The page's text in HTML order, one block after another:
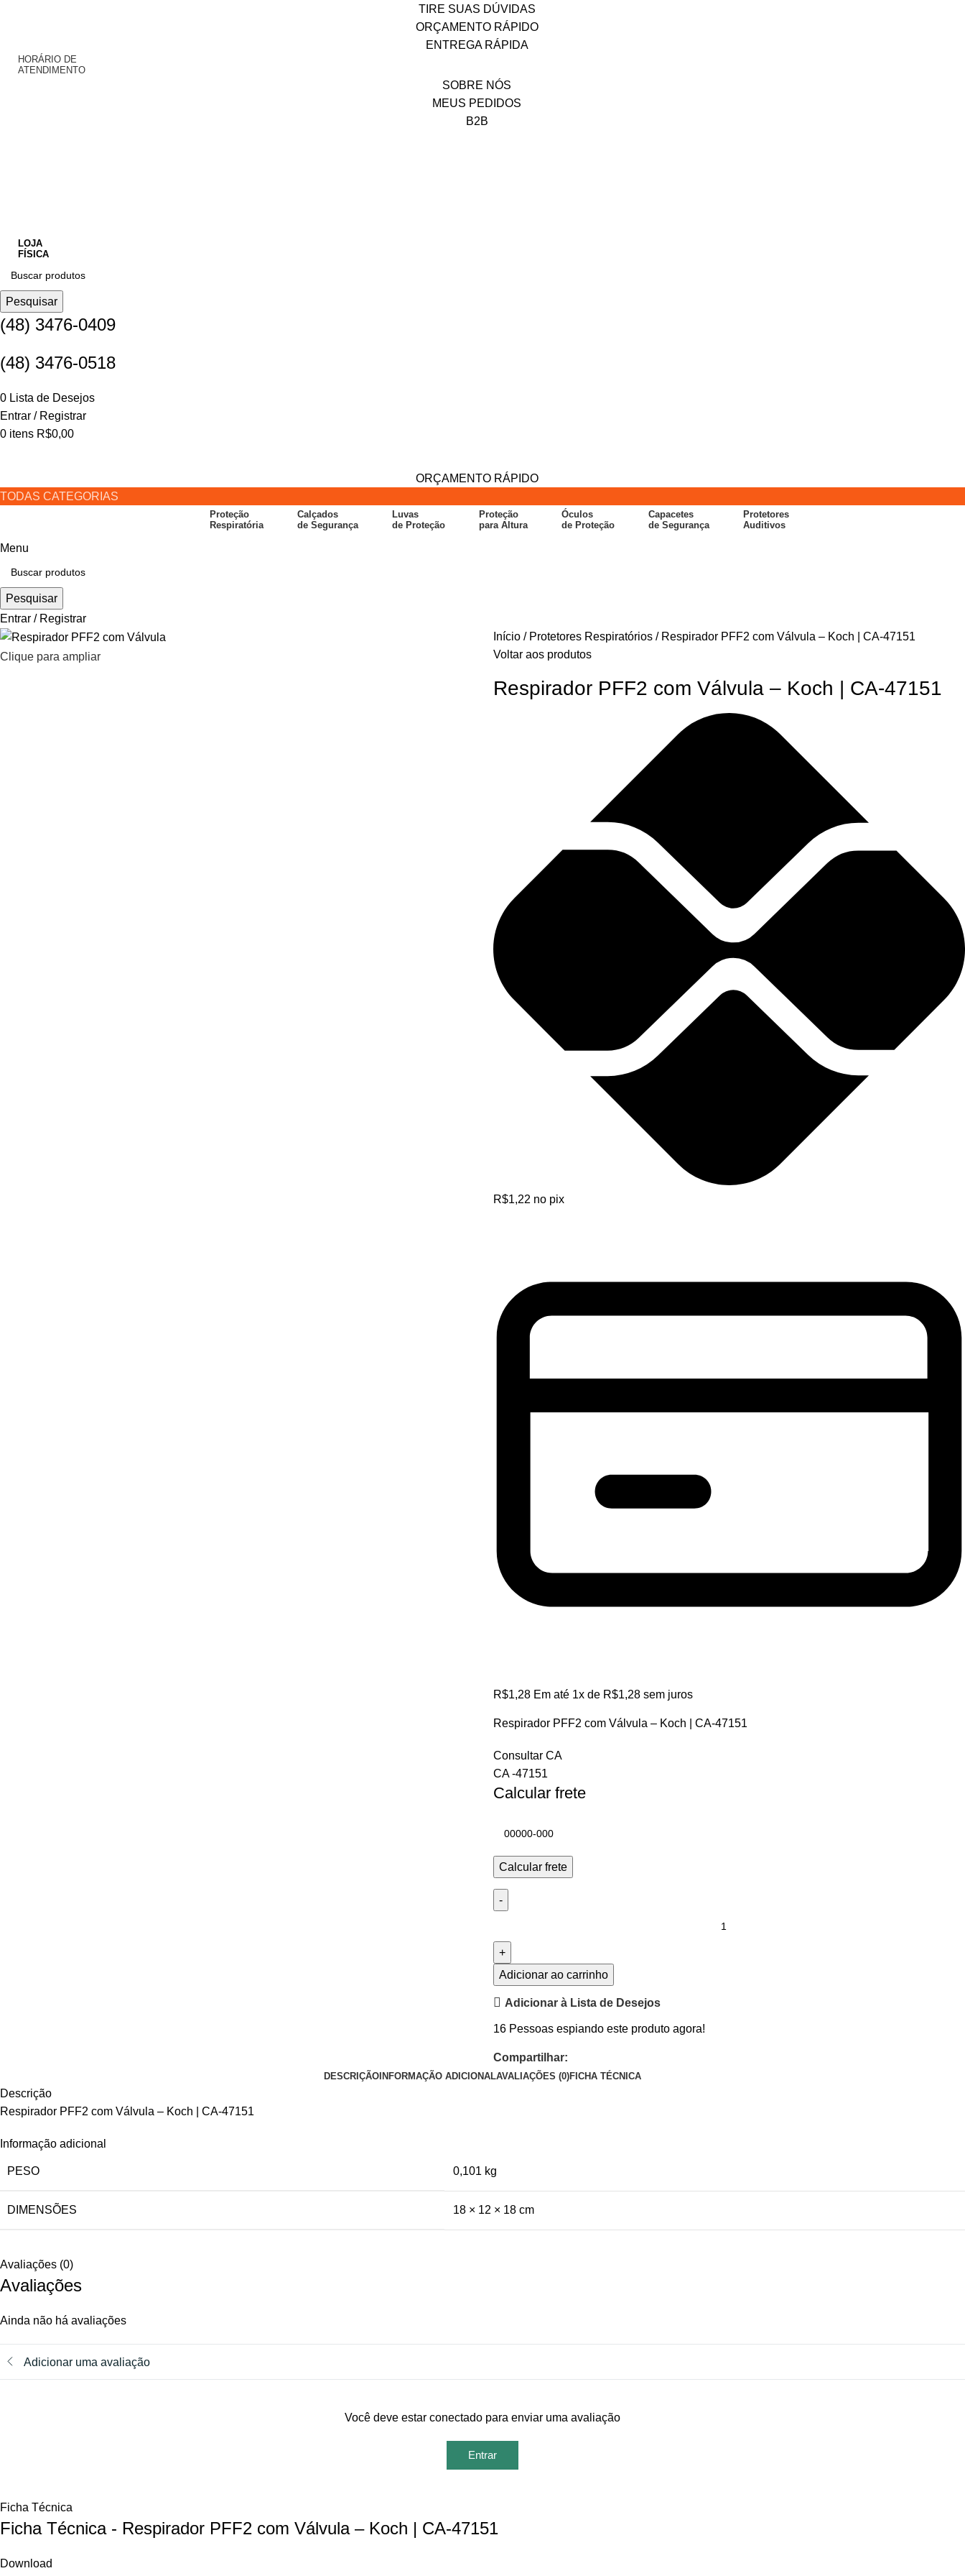
TIRE SUAS DÚVIDAS
ORÇAMENTO RÁPIDO
ENTREGA RÁPIDA
HORÁRIO DE
ATENDIMENTO
SOBRE NÓS
MEUS PEDIDOS
B2B
LOJA
FÍSICA
Pesquisar
(48) 3476-0409
(48) 3476-0518
0 Lista de Desejos
Entrar / Registrar
0 itens R$0,00
ORÇAMENTO RÁPIDO
TODAS CATEGORIAS
Proteção
Respiratória
Calçados
de Segurança
Luvas
de Proteção
Proteção
para Altura
Óculos
de Proteção
Capacetes
de Segurança
Protetores
Auditivos
Menu
Pesquisar
Entrar / Registrar
Clique para ampliar
Início Protetores Respiratórios
Respirador PFF2 com Válvula – Koch | CA-47151
Voltar aos produtos
Respirador PFF2 com Válvula – Koch | CA-47151
R$1,22 no pix
R$1,28 Em até 1x de R$1,28 sem juros
Respirador PFF2 com Válvula – Koch | CA-47151
Consultar CA
CA -47151
Calcular frete
Adicionar ao carrinho
Adicionar à Lista de Desejos
16 Pessoas espiando este produto agora!
Compartilhar:
DESCRIÇÃO INFORMAÇÃO ADICIONALAVALIAÇÕES (0)FICHA TÉCNICA
Descrição
Respirador PFF2 com Válvula – Koch | CA-47151
Informação adicional
PESO 0,101 kg
DIMENSÕES 18 × 12 × 18 cm
Avaliações (0)
Avaliações
Ainda não há avaliações
Adicionar uma avaliação
Você deve estar conectado para enviar uma avaliação
Entrar
Ficha Técnica
Ficha Técnica - Respirador PFF2 com Válvula – Koch | CA-47151
Download